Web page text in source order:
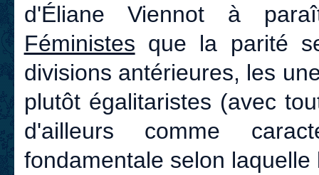
d'Éliane Viennot à
Féministes que la parité
divisions antérieures, les
plutôt égalitaristes (avec
d'ailleurs comme
fondamentale selon